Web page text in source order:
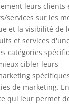
leurs clients
services sur les
et la visibilité de
et services
catégories
cibler leurs
de marketing.
qui leur permet